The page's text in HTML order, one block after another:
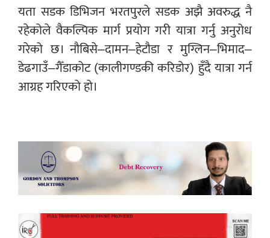
यता सडक डिभिजन भरतपुरले सडक अझै अवरुद्ध नै
रहेकोले वैकल्पिक मार्ग प्रयोग गरी यात्रा गर्नु अनुरोध
गरेको छ। नौबिसे–दामन–हेटौडा र मुग्लिन–भिमाद–
डेढगाउँ–गैँडाकोट (कालीगण्डकी करिडोर) हुँदै यात्रा गर्न
आग्रह गरिएको हो।